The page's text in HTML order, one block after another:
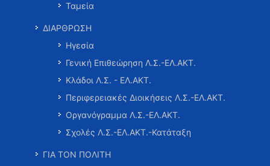
Ταμεία
ΔΙΑΡΘΡΩΣΗ
Ηγεσία
Γενική Επιθεώρηση Λ.Σ.-ΕΛ.ΑΚΤ.
Κλάδοι Λ.Σ. - ΕΛ.ΑΚΤ.
Περιφερειακές Διοικήσεις Λ.Σ.-ΕΛ.ΑΚΤ.
Οργανόγραμμα Λ.Σ.-ΕΛ.ΑΚΤ.
Σχολές Λ.Σ.-ΕΛ.ΑΚΤ.-Κατάταξη
ΓΙΑ ΤΟΝ ΠΟΛΙΤΗ